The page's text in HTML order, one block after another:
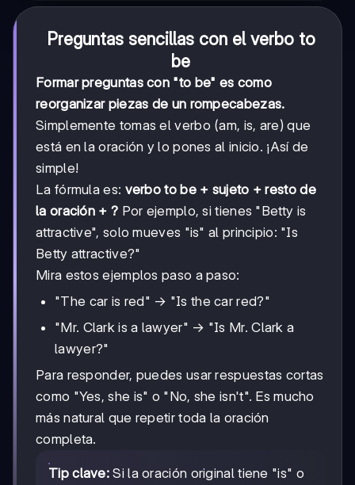
Preguntas sencillas con el verbo to
be
Formar preguntas con "to be" es como
reorganizar piezas de un rompecabezas.
Simplemente tomas el verbo (am, is, are) que
está en la oración y lo pones al inicio. ¡Así de
simple!
La fórmula es: verbo to be + sujeto + resto de
la oración + ? Por ejemplo, si tienes "Betty is
attractive", solo mueves "is" al principio: "Is
Betty attractive?"
Mira estos ejemplos paso a paso:
"The car is red" → "Is the car red?"
"Mr. Clark is a lawyer" → "Is Mr. Clark a
lawyer?"
Para responder, puedes usar respuestas cortas
como "Yes, she is" o "No, she isn't". Es mucho
más natural que repetir toda la oración
completa.
Tip clave: Si la oración original tiene "is" o